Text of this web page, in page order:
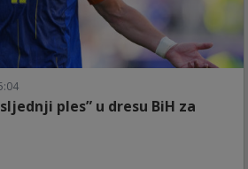
ples” u dresu BiH za